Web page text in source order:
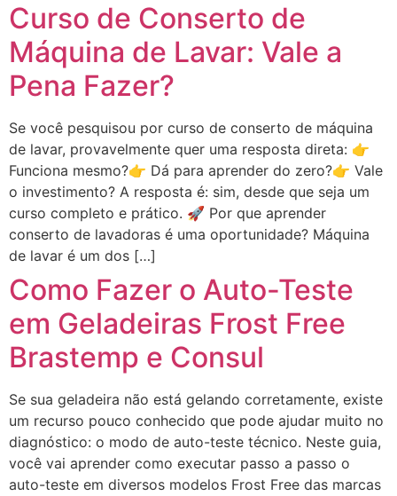
Curso de Conserto de
Máquina de Lavar: Vale a
Pena Fazer?
Se você pesquisou por curso de conserto de máquina
de lavar, provavelmente quer uma resposta direta: 👉
Funciona mesmo?👉 Dá para aprender do zero?👉 Vale
o investimento? A resposta é: sim, desde que seja um
curso completo e prático. 🚀 Por que aprender
conserto de lavadoras é uma oportunidade? Máquina
de lavar é um dos […]
Como Fazer o Auto-Teste
em Geladeiras Frost Free
Brastemp e Consul
Se sua geladeira não está gelando corretamente, existe
um recurso pouco conhecido que pode ajudar muito no
diagnóstico: o modo de auto-teste técnico. Neste guia,
você vai aprender como executar passo a passo o
auto-teste em diversos modelos Frost Free das marcas